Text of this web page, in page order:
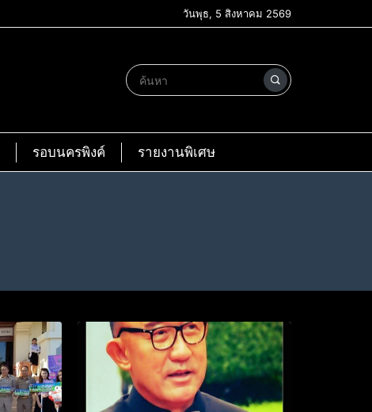
วันพุธ, 5 สิงหาคม 2569
รอบนครพิงค์ รายงานพิเศษ